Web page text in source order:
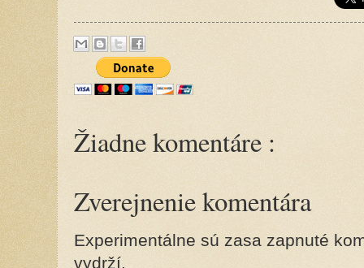
Žiadne komentáre :
Zverejnenie komentára
Experimentálne sú zasa zapnuté
vydrží.